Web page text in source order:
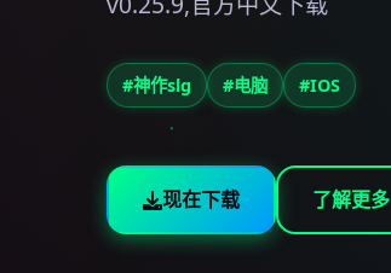
#神作slg #电脑 #IOS
现在下载 了解更多